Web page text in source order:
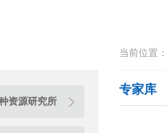
资源研究所
当前位置：
专家库